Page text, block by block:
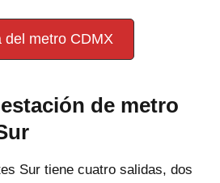
del metro CDMX
de metro
Sur tiene cuatro salidas, dos